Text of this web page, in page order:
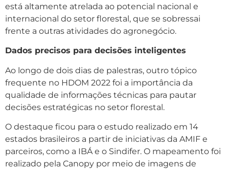
está altamente atrelada ao potencial nacional e
internacional do setor florestal, que se sobressai
frente a outras atividades do agronegócio.
Dados precisos para decisões inteligentes
Ao longo de dois dias de palestras, outro tópico
frequente no HDOM 2022 foi a importância da
qualidade de informações técnicas para pautar
decisões estratégicas no setor florestal.
O destaque ficou para o estudo realizado em 14
estados brasileiros a partir de iniciativas da AMIF e
parceiros, como a IBÁ e o Sindifer. O mapeamento foi
realizado pela Canopy por meio de imagens de